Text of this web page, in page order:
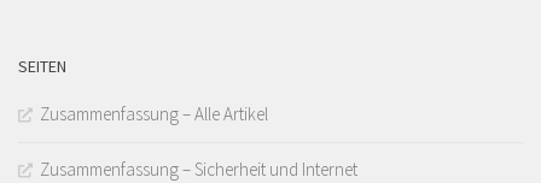
SEITEN
Zusammenfassung – Alle Artikel
Zusammenfassung – Sicherheit und Internet